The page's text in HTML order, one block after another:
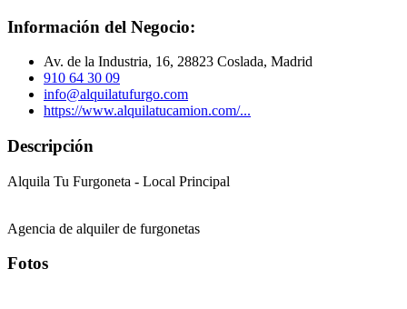
Información del Negocio:
Av. de la Industria, 16, 28823 Coslada, Madrid
910 64 30 09
info@alquilatufurgo.com
https://www.alquilatucamion.com/...
Descripción
Alquila Tu Furgoneta - Local Principal
Agencia de alquiler de furgonetas
Fotos